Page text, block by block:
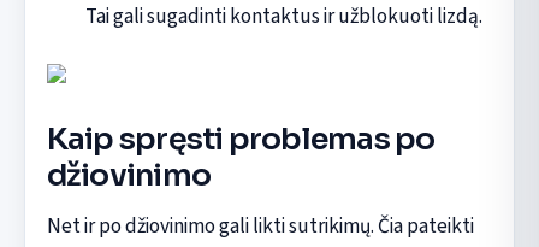
Tai gali sugadinti kontaktus ir užblokuoti lizdą.
Kaip spręsti problemas po
džiovinimo
Net ir po džiovinimo gali likti sutrikimų. Čia pateikti